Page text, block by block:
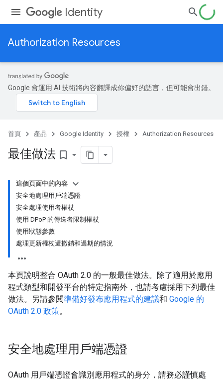
Identity
Authorization Resources
Google 會運用 AI 技術將內容翻譯成你偏好的語言，但可能會出錯。
首頁 產品 Google Identity 授權 Authorization Resources
最佳做法 bookmark_border
這個頁面中的內容
安全地處理用戶端憑證
安全處理使用者權杖
使用 DPoP 的傳送者限制權杖
使用狀態參數
處理更新權杖遭撤銷和過期的情況
本頁說明整合 OAuth 2.0 的一般最佳做法。除了適用於應用
程式類型和開發平台的特定指南外，也請考慮採用下列最佳
做法。另請參閱準備好發布應用程式的建議和 Google 的
OAuth 2.0 政策。
安全地處理用戶端憑證
OAuth 用戶端憑證會識別應用程式的身分，請務必謹慎處